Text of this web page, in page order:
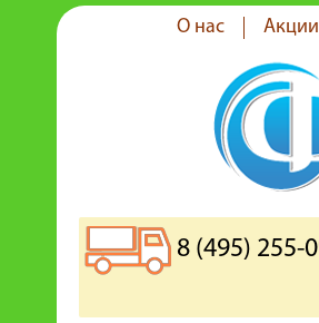
О нас
8 (495) 255-